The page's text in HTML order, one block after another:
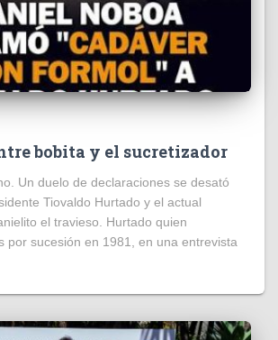
bobita y el sucretizador
Un duelo de declaraciones se desató
Tiovaldo Hurtado y el actual
el travieso. Hurtado quien
por sucesión en 1981, en una entrevista